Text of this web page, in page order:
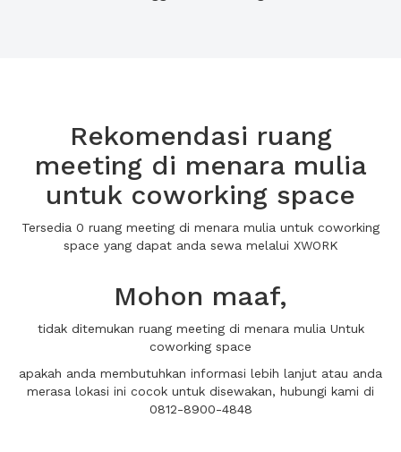
Rekomendasi ruang
meeting di menara mulia
untuk coworking space
Tersedia 0 ruang meeting di menara mulia untuk coworking
space yang dapat anda sewa melalui XWORK
Mohon maaf,
tidak ditemukan ruang meeting di menara mulia Untuk
coworking space
apakah anda membutuhkan informasi lebih lanjut atau anda
merasa lokasi ini cocok untuk disewakan, hubungi kami di
0812-8900-4848